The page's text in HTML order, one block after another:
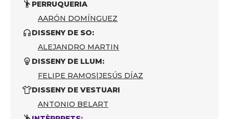
PERRUQUERIA
AARÓN DOMÍNGUEZ
DISSENY DE SO:
ALEJANDRO MARTIN
DISSENY DE LLUM:
FELIPE RAMOS|JESÚS DÍAZ
DISSENY DE VESTUARI
ANTONIO BELART